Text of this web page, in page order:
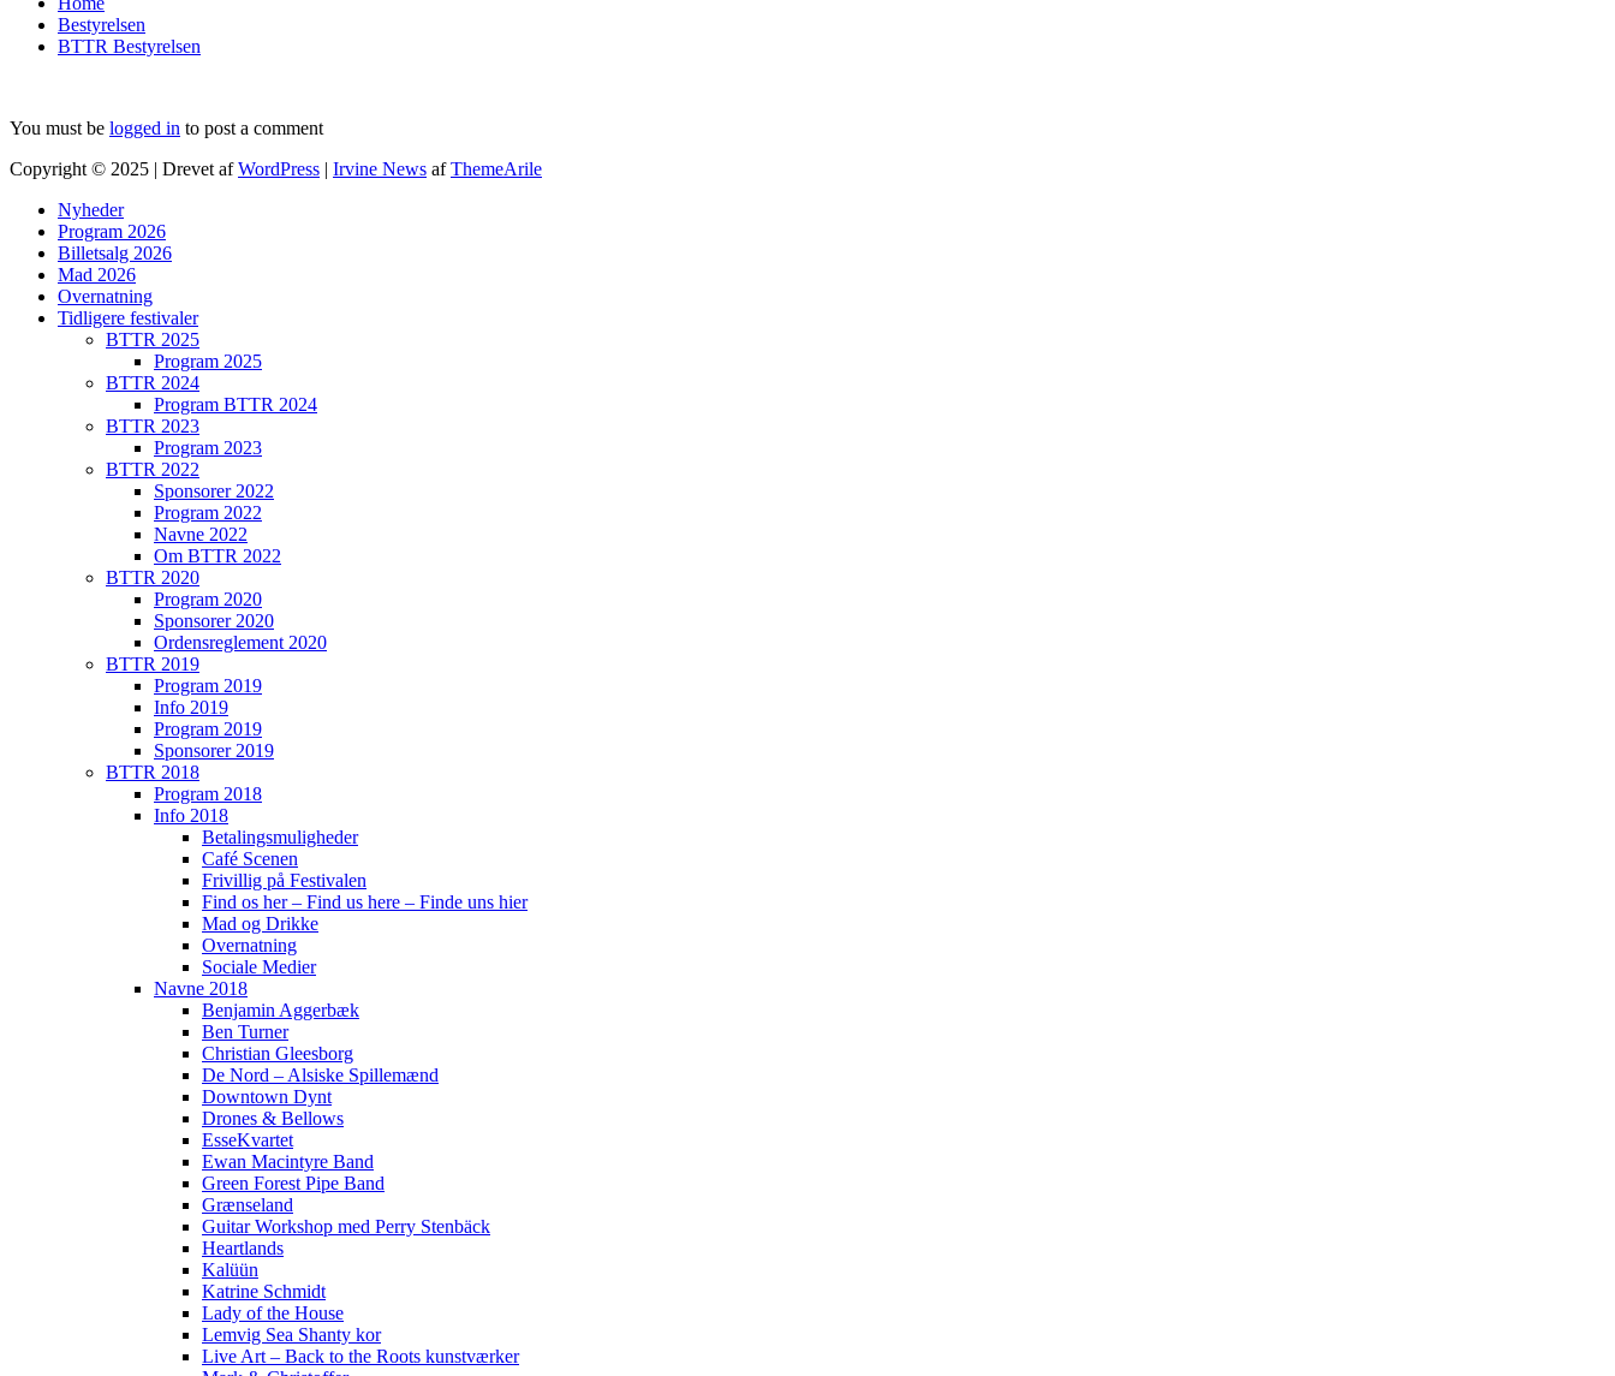
Bestyrelsen
BTTR Bestyrelsen
You must be logged in to post a comment
Copyright © 2025 | Drevet afWordPress | Irvine News afThemeArile
Nyheder
Program 2026
Billetsalg 2026
Mad 2026
Overnatning
Tidligere festivaler
BTTR 2025
Program 2025
BTTR 2024
Program BTTR 2024
BTTR 2023
Program 2023
BTTR 2022
Sponsorer 2022
Program 2022
Navne 2022
Om BTTR 2022
BTTR 2020
Program 2020
Sponsorer 2020
Ordensreglement 2020
BTTR 2019
Program 2019
Info 2019
Program 2019
Sponsorer 2019
BTTR 2018
Program 2018
Info 2018
Betalingsmuligheder
Café Scenen
Frivillig på Festivalen
Find os her – Find us here – Finde uns hier
Mad og Drikke
Overnatning
Sociale Medier
Navne 2018
Benjamin Aggerbæk
Ben Turner
Christian Gleesborg
De Nord – Alsiske Spillemænd
Downtown Dynt
Drones & Bellows
EsseKvartet
Ewan Macintyre Band
Green Forest Pipe Band
Grænseland
Guitar Workshop med Perry Stenbäck
Heartlands
Kalüün
Katrine Schmidt
Lady of the House
Lemvig Sea Shanty kor
Live Art – Back to the Roots kunstværker